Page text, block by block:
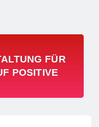
FÜR
POSITIVE R